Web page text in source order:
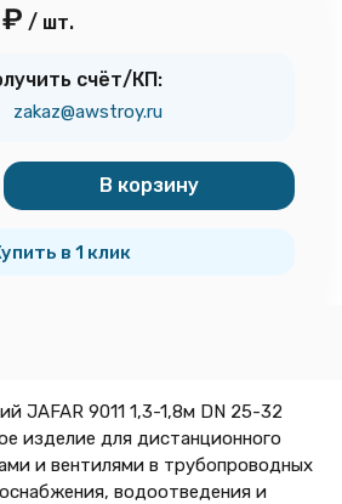
₽ / шт.
счёт/КП:
zakaz@awstroy.ru
В корзину
в 1 клик
JAFAR 9011 1,3-1,8м DN 25-32
изделие для дистанционного
и вентилями в трубопроводных
водоотведения и